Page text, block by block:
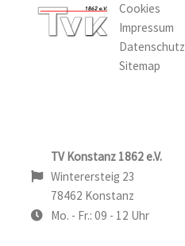
Cookies
Impressum
Datenschutz
Sitemap
TV Konstanz 1862 e.V.
Winterersteig 23
78462 Konstanz
Mo. - Fr.: 09 - 12 Uhr